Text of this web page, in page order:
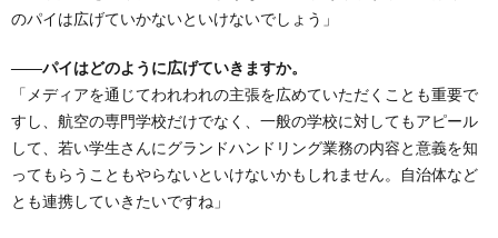
のパイは広げていかないといけないでしょう」
――パイはどのように広げていきますか。
「メディアを通じてわれわれの主張を広めていただくことも重要で
すし、航空の専門学校だけでなく、一般の学校に対してもアピール
して、若い学生さんにグランドハンドリング業務の内容と意義を知
ってもらうこともやらないといけないかもしれません。自治体など
とも連携していきたいですね」